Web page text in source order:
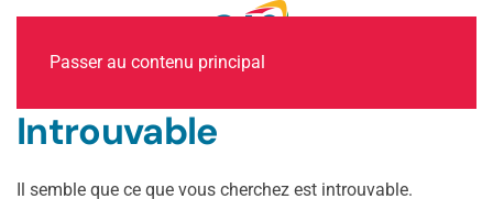
Passer au contenu principal
Introuvable
Il semble que ce que vous cherchez est introuvable.